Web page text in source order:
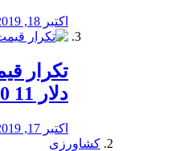
اکتبر 18, 2019
تکرار
دلار 11 400
اکتبر 17, 2019
کشاورزی